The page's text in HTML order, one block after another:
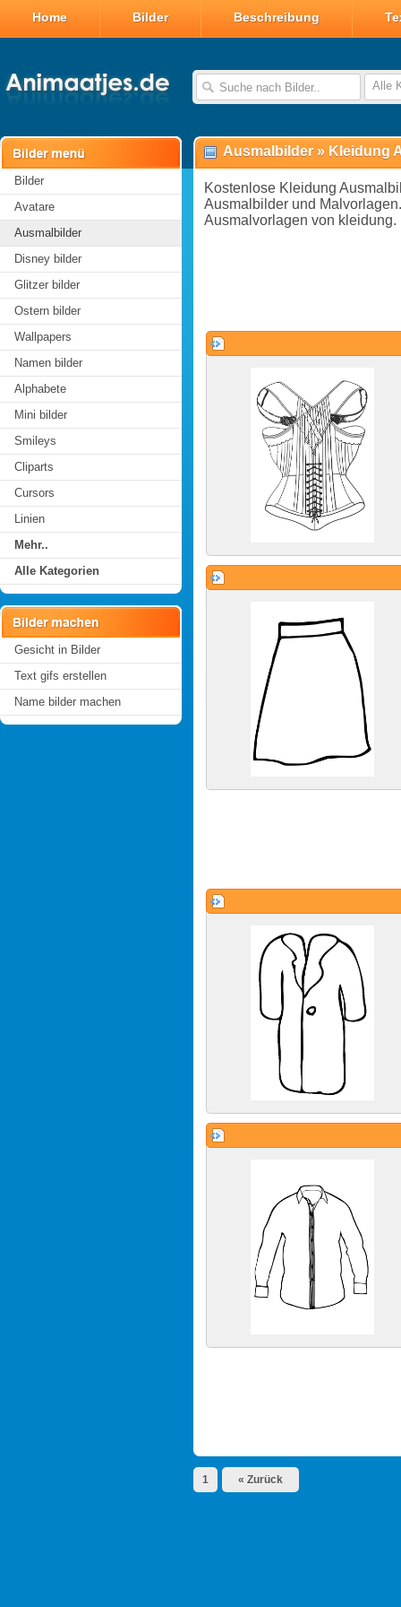
Home Bilder Beschreibung
Alle
Bilder
Avatare
Ausmalbilder
Disney bilder
Glitzer bilder
Ostern bilder
Wallpapers
Namen bilder
Alphabete
Mini bilder
Smileys
Cliparts
Cursors
Linien
Mehr..
Alle Kategorien
Gesicht in Bilder
Text gifs erstellen
Name bilder machen
Ausmalbilder » Kleidung
Kostenlose Kleidung
Ausmalbilder und
Ausmalvorlagen von kleidung.
1 « Zurück